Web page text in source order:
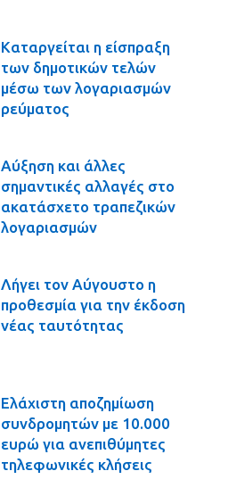
Καταργείται η είσπραξη
των δημοτικών τελών
μέσω των λογαριασμών
ρεύματος
Αύξηση και άλλες
σημαντικές αλλαγές στο
ακατάσχετο τραπεζικών
λογαριασμών
Λήγει τον Αύγουστο η
προθεσμία για την έκδοση
νέας ταυτότητας
Ελάχιστη αποζημίωση
συνδρομητών με 10.000
ευρώ για ανεπιθύμητες
τηλεφωνικές κλήσεις